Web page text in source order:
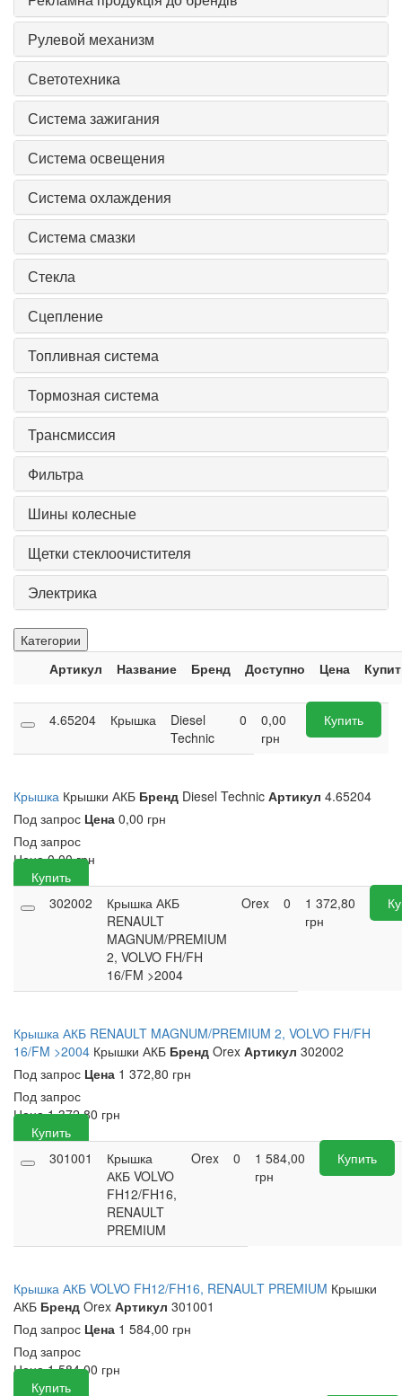
Рулевой механизм
Светотехника
Система зажигания
Система освещения
Система охлаждения
Система смазки
Стекла
Сцепление
Топливная система
Тормозная система
Трансмиссия
Фильтра
Шины колесные
Щетки стеклоочистителя
Электрика
Категории
Артикул
Название Бренд Доступно Цена
4.65204 Крышка
Diesel
Technic
0
0,00
грн
Купить
Крышка Крышки АКБ Бренд Diesel Technic Артикул 4.65204
Под запрос Цена 0,00 грн
Под запрос
Цена 0,00грн
Купить
302002
Крышка АКБ
RENAULT
MAGNUM/PREMIUM
2, VOLVO FH/FH
16/FM >2004
Orex 0
1 372,80
грн
Крышка АКБ RENAULT MAGNUM/PREMIUM 2, VOLVO FH/FH
16/FM >2004 Крышки АКБ Бренд Orex Артикул 302002
Под запрос Цена 1 372,80 грн
Под запрос
Цена 1 372,80 грн
Купить
301001
Крышка
АКБ VOLVO
FH12/FH16,
RENAULT
PREMIUM
Orex 0
1 584,00
грн
Купить
Крышка АКБ VOLVO FH12/FH16, RENAULT PREMIUM Крышки
АКБ Бренд Orex Артикул 301001
Под запрос Цена 1 584,00 грн
Под запрос
Цена 1 584,00 грн
Купить